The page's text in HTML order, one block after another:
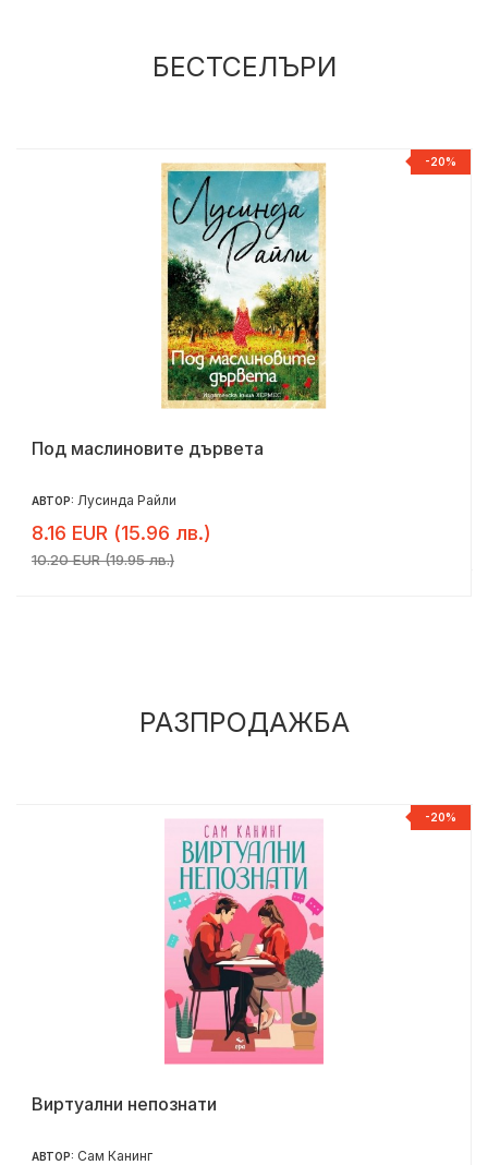
БЕСТСЕЛЪРИ
-20%
Под маслиновите дървета
АВТОР: Лусинда Райли
8.16 EUR (15.96 лв.)
10.20 EUR (19.95 лв.)
РАЗПРОДАЖБА
-20%
Виртуални непознати
АВТОР: Сам Канинг